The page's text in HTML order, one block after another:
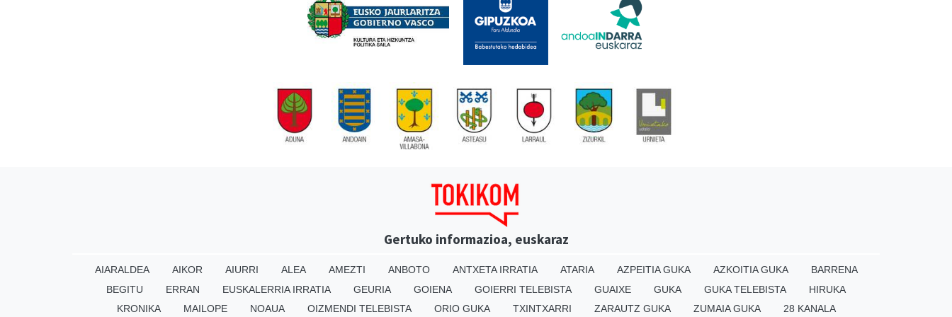
Gertuko informazioa, euskaraz
AIARALDEA AIKOR AIURRI ALEA AMEZTI ANBOTO ANTXETA IRRATIA ATARIA AZPEITIA GUKA AZKOITIA GUKA
BARRENA
BEGITU
ERRAN EUSKALERRIA IRRATIA GEURIA GOIENA GOIERRI TELEBISTA GUAIXE GUKA GUKA TELEBISTA
HIRUKA
KRONIKA
MAILOPE NOAUA OIZMENDI TELEBISTA ORIO GUKA TXINTXARRI ZARAUTZ GUKA ZUMAIA GUKA 28 KANALA